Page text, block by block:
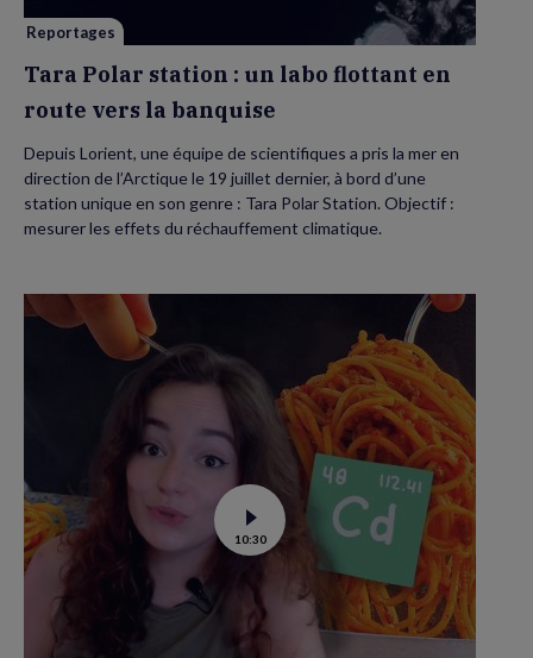
la
Reportages
Tara Polar station : un labo flottant en
route vers la banquise
Depuis Lorient, une équipe de scientifiques a pris la mer en
direction de l’Arctique le 19 juillet dernier, à bord d’une
station unique en son genre : Tara Polar Station. Objectif :
mesurer les effets du réchauffement climatique.
Voir
la
vidéo
Contamination
au
cadmium :
ce
10:30